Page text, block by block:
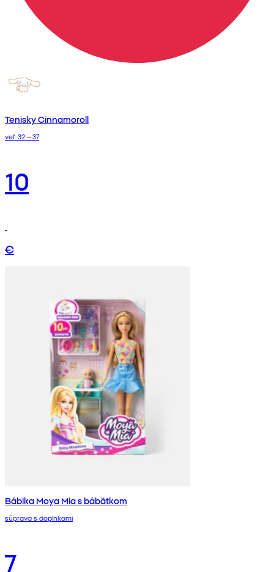
Tenisky Cinnamoroll
veľ. 32 – 37
10
€
Bábika Moya Mia s bábätkom
súprava s doplnkami
7